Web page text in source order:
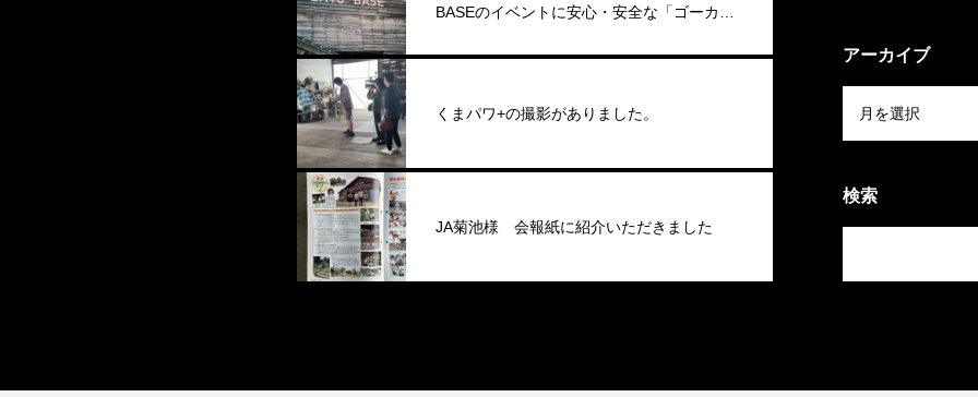
BASEのイベントに安心・安全な「ゴーカー
くまパワ+の撮影がありました。
JA菊池様 会報紙に紹介いただきました
アーカイブ
検索